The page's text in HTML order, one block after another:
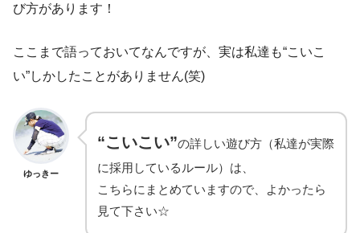
び方があります！
ここまで語っておいてなんですが、実は私達も“こいこ
い”しかしたことがありません(笑)
ゆっきー
“こいこい”の詳しい遊び方（私達が実際
に採用しているルール）は、
こちらにまとめていますので、よかったら
見て下さい☆